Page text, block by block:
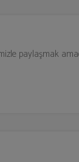
paylaşmak